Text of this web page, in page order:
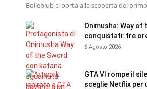
Bolleblub ci porta alla scoperta del
Onimusha: Way of
conquistati: tre
6 Agosto 2026
GTA VI rompe il
sceglie Netflix per